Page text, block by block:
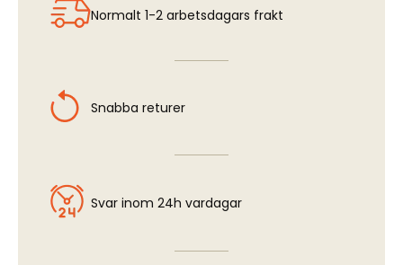
Normalt 1-2 arbetsdagars frakt
Snabba returer
Svar inom 24h vardagar